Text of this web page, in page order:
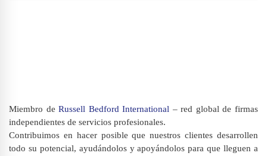
Miembro deRussell Bedford International – red global de firmas
independientes de servicios profesionales.
Contribuimos en hacer posible que nuestros clientes desarrollen
todo su potencial, ayudándolos y apoyándolos para que lleguen a